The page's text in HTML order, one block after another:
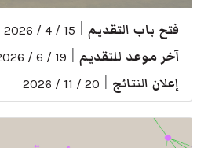
فتح باب التقديم 15 / 4 / 2026
آخر موعد للتقديم 19 / 6 / 2026
إعلان النتائج 20 / 11 / 2026